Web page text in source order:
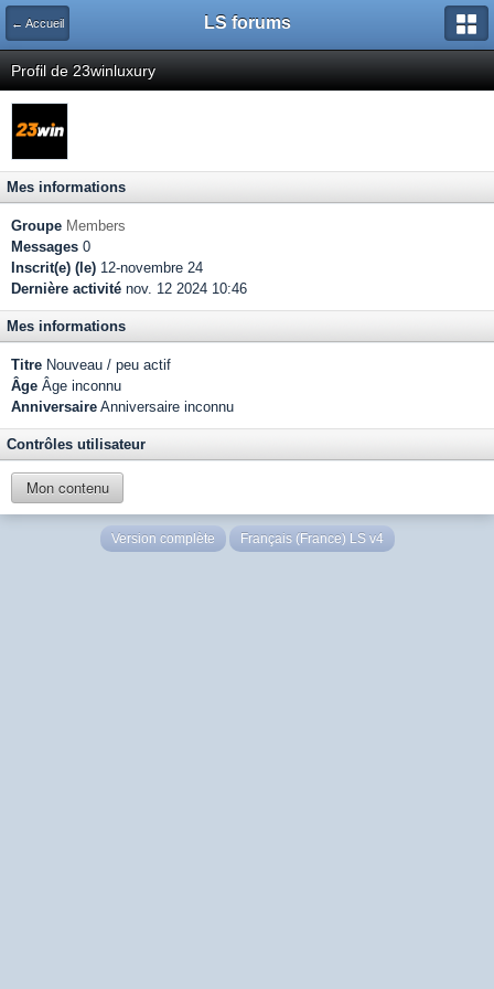
← Accueil LS forums
Profil de 23winluxury
Mes informations
Groupe Members
Messages 0
Inscrit(e) (le) 12-novembre 24
Dernière activité nov. 12 2024 10:46
Mes informations
Titre Nouveau / peu actif
Âge Âge inconnu
Anniversaire Anniversaire inconnu
Contrôles utilisateur
Mon contenu
Version complète Français (France) LS v4